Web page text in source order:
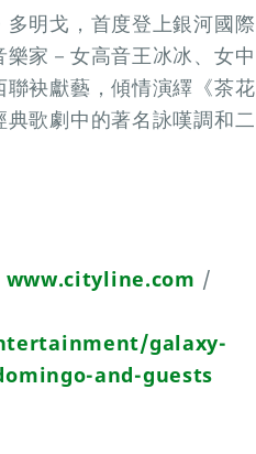
明戈，首度登上銀河國際
家－女高音王冰冰、女中
袂獻藝，傾情演繹《茶花
歌劇中的著名詠嘆調和二
www.cityline.com /
galaxy-
and-guests